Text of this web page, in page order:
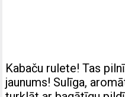
Kabaču rulete! Tas
jaunums! Sulīga,